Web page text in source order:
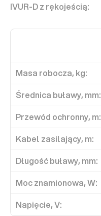
IVUR-D z rękojeścią:
Masa robocza, kg:
Średnica buławy, mm:
Przewód ochronny, m:
Kabel zasilający, m:
Długość buławy, mm:
Moc znamionowa, W:
Napięcie, V: